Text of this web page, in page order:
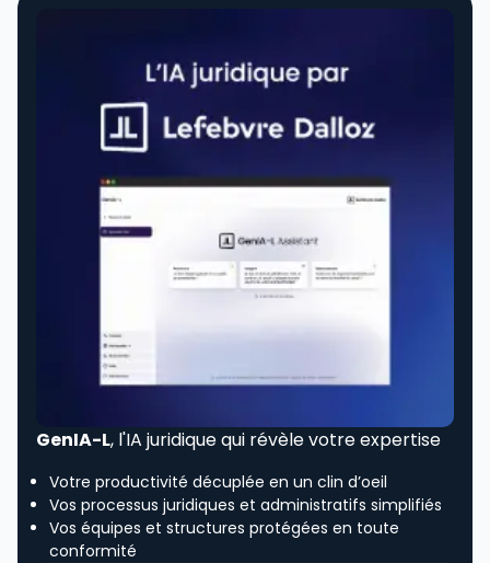
GenIA-L, l'IA juridique qui révèle votre expertise
Votre productivité décuplée en un clin d’oeil
Vos processus juridiques et administratifs simplifiés
Vos équipes et structures protégées en toute
conformité